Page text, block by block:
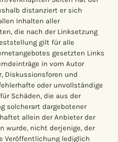
distanziert er sich
Inhalten aller
die nach der Linksetzung
gilt für alle
gesetzten Links
in vom Autor
Diskussionsforen und
oder unvollständige
Schäden, die aus der
solcherart dargebotener
allein der Anbieter der
wurde, nicht derjenige, der
Veröffentlichung lediglich